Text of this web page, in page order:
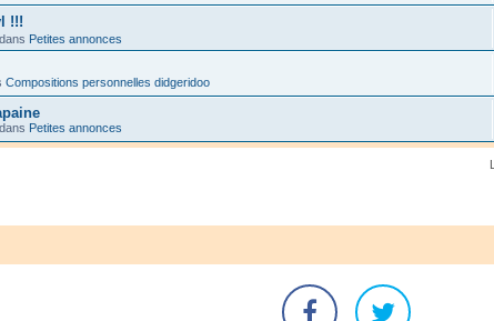
!!!
Petites annonces
Compositions personnelles didgeridoo
Petites annonces